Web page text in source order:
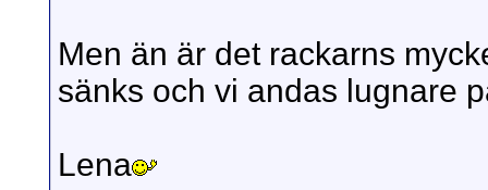
Men än är det rackarns
sänks och vi andas lugnare
Lena